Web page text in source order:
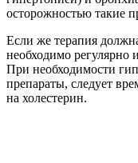
осторожностью такие
Если же терапия
необходимо регулярно
При необходимости
препараты, следует
на холестерин.